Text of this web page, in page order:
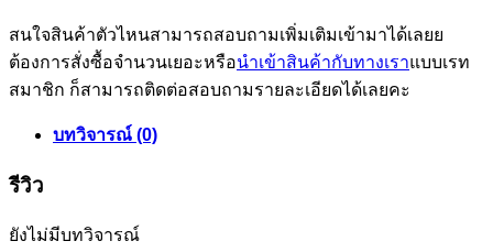
สนใจสินค้าตัวไหนสามารถสอบถามเพิ่มเติมเข้ามาได้เลยย
ต้องการสั่งซื้อจำนวนเยอะหรือนำเข้าสินค้ากับทางเราแบบเรท
สมาชิก ก็สามารถติดต่อสอบถามรายละเอียดได้เลยคะ
บทวิจารณ์ (0)
รีวิว
ยังไม่มีบทวิจารณ์